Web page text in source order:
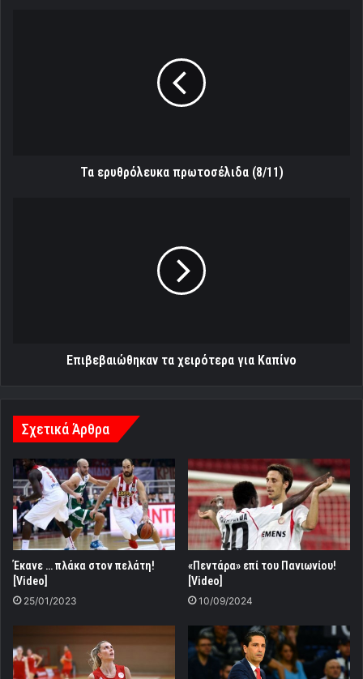
Τα ερυθρόλευκα πρωτοσέλιδα (8/11)
Επιβεβαιώθηκαν τα χειρότερα για Καπίνο
Σχετικά Άρθρα
Έκανε … πλάκα στον πελάτη!
[Video]
25/01/2023
«Πεντάρα» επί του Πανιωνίου!
[Video]
10/09/2024